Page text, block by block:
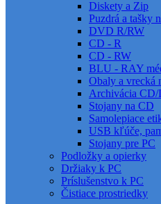
Diskety a Zip
Puzdrá a tašky
DVD R/RW
CD - R
CD - RW
BLU - RAY
Obaly a vrecká
Archivácia
Stojany na CD
Samolepiace
USB kľúče,
Stojany pre PC
Podložky a opierky
Držiaky k PC
Príslušenstvo k PC
Čistiace prostriedky